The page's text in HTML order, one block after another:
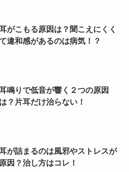
がこもる原因は？聞こえにくく
違和感があるのは病気！？
鳴りで低音が響く２つの原因
は？片耳だけ治らない！
が詰まるのは風邪やストレスが
原因？治し方はコレ！